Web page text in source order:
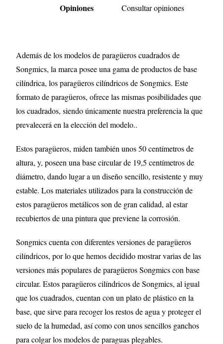
Opiniones Consultar opiniones
Además de los modelos de paragüeros cuadrados de
Songmics, la marca posee una gama de productos de base
cilíndrica, los paragüeros cilíndricos de Songmics. Este
formato de paragüeros, ofrece las mismas posibilidades que
los cuadrados, siendo únicamente nuestra preferencia la que
prevalecerá en la elección del modelo..
Estos paragüeros, miden también unos 50 centímetros de
altura, y, poseen una base circular de 19,5 centímetros de
diámetro, dando lugar a un diseño sencillo, resistente y muy
estable. Los materiales utilizados para la construcción de
estos paragüeros metálicos son de gran calidad, al estar
recubiertos de una pintura que previene la corrosión.
Songmics cuenta con diferentes versiones de paragüeros
cilíndricos, por lo que hemos decidido mostrar varias de las
versiones más populares de paragüeros Songmics con base
circular. Estos paragüeros cilíndricos de Songmics, al igual
que los cuadrados, cuentan con un plato de plástico en la
base, que sirve para recogerlos restos de agua y proteger el
suelo de la humedad, así como con unos sencillos ganchos
para colgar los modelos de paraguas plegables.